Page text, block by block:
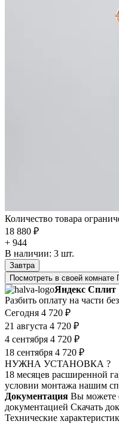
Количество товара
18 880 ₽
+ 944
В наличии: 3 шт.
Завтра
Посмотреть в своей комнате
Яндекс Сплит
Разбить оплату на части
Сегодня 4 720 ₽
21 августа 4 720 ₽
4 сентября 4 720 ₽
18 сентября 4 720 ₽
НУЖНА УСТАНОВКА ?
18 месяцев расширенной
условии монтажа нашим
Документация Вы можете
документацией Скачать
Технические